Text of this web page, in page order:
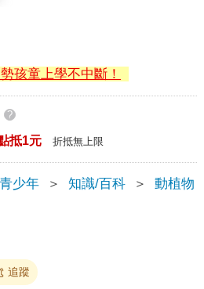
孩童上學不中斷！
?
抵1元 折抵無上限
少年 ＞ 知識/百科 ＞ 動植物
追蹤